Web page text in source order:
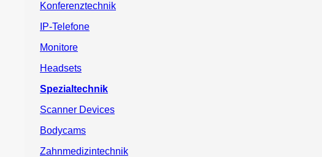
Konferenztechnik
IP-Telefone
Monitore
Headsets
Spezialtechnik
Scanner Devices
Bodycams
Zahnmedizintechnik